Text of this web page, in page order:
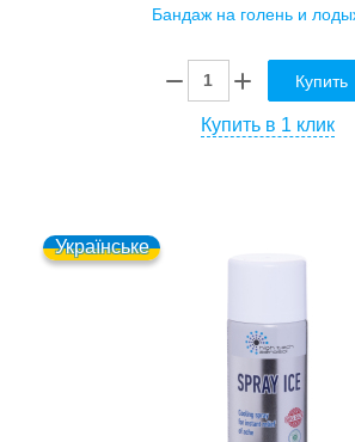
Купить
Купить в 1 клик
Українське